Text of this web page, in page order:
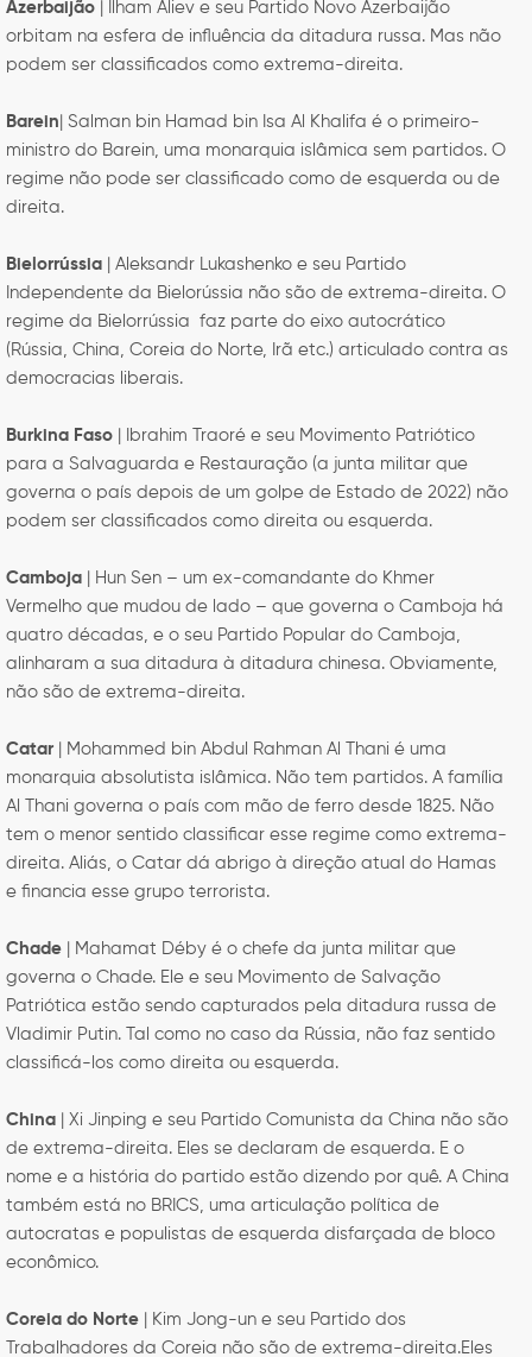
Azerbaijão | Ilham Aliev e seu Partido Novo Azerbaijão
orbitam na esfera de influência da ditadura russa. Mas não
podem ser classificados como extrema-direita.
Barein | Salman bin Hamad bin Isa Al Khalifa é o primeiro-
ministro do Barein, uma monarquia islâmica sem partidos. O
regime não pode ser classificado como de esquerda ou de
direita.
Bielorrússia | Aleksandr Lukashenko e seu Partido
Independente da Bielorússia não são de extrema-direita. O
regime da Bielorrússia faz parte do eixo autocrático
(Rússia, China, Coreia do Norte, Irã etc.) articulado contra as
democracias liberais.
Burkina Faso | Ibrahim Traoré e seu Movimento Patriótico
para a Salvaguarda e Restauração (a junta militar que
governa o país depois de um golpe de Estado de 2022) não
podem ser classificados como direita ou esquerda.
Camboja | Hun Sen – um ex-comandante do Khmer
Vermelho que mudou de lado – que governa o Camboja há
quatro décadas, e o seu Partido Popular do Camboja,
alinharam a sua ditadura à ditadura chinesa. Obviamente,
não são de extrema-direita.
Catar
| Mohammed bin Abdul Rahman Al Thani é uma
monarquia absolutista islâmica. Não tem partidos. A família
Al Thani governa o país com mão de ferro desde 1825. Não
tem o menor sentido classificar esse regime como extrema-
direita. Aliás, o Catar dá abrigo à direção atual do Hamas
e financia esse grupo terrorista.
Chade | Mahamat Déby é o chefe da junta militar que
governa o Chade. Ele e seu Movimento de Salvação
Patriótica estão sendo capturados pela ditadura russa de
Vladimir Putin. Tal como no caso da Rússia, não faz sentido
classificá-los como direita ou esquerda.
China | Xi Jinping e seu Partido Comunista da China não são
de extrema-direita. Eles se declaram de esquerda. E o
nome e a história do partido estão dizendo por quê. A China
também está no BRICS, uma articulação política de
autocratas e populistas de esquerda disfarçada de bloco
econômico.
Coreia do Norte | Kim Jong-un e seu Partido dos
Trabalhadores da Coreia não são de extrema-direita.Eles